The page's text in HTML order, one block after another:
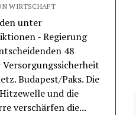
WIRTSCHAFT
unter
- Regierung
48
Budapest/Paks. Die
und die
verschärfen die...